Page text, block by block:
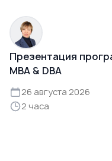
Презентация
MBA & DBA
26 августа 2026
2 часа